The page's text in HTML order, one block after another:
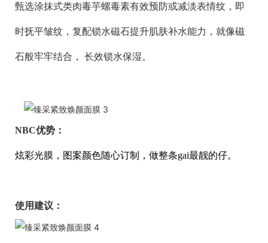
甄选涂抹式类肉毒芋螺毒素有效预防或减淡表情纹，即
时抚平皱纹，复配锁水磁石提升肌肤补水能力，就像磁
石般牢牢结合， 长效锁水保湿。
NBC优势：
炫彩光膜，图案颜色随心订制，做整条gai最靓的仔。
使用建议：